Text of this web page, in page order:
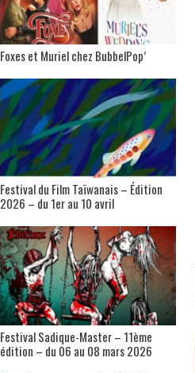
Foxes et Muriel chez BubbelPop’
Festival du Film Taïwanais – Édition
2026 – du 1er au 10 avril
Festival Sadique-Master – 11ème
édition – du 06 au 08 mars 2026